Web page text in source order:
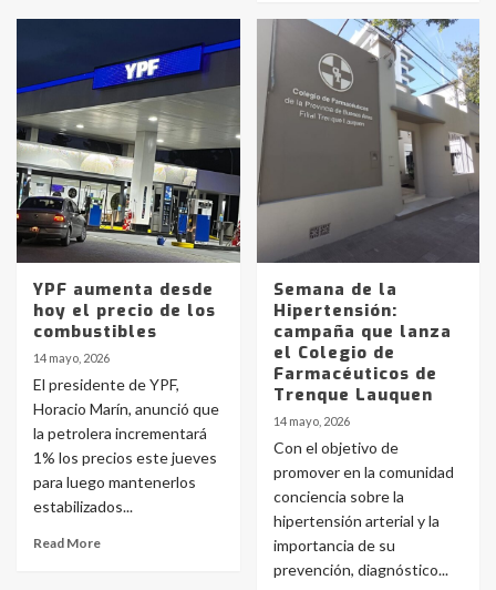
YPF aumenta desde
hoy el precio de los
combustibles
14 mayo, 2026
El presidente de YPF,
Horacio Marín, anunció que
la petrolera incrementará
1% los precios este jueves
para luego mantenerlos
estabilizados...
Read More
Semana de la
Hipertensión:
campaña que lanza
el Colegio de
Farmacéuticos de
Trenque Lauquen
14 mayo, 2026
Con el objetivo de
promover en la comunidad
conciencia sobre la
hipertensión arterial y la
importancia de su
prevención, diagnóstico...